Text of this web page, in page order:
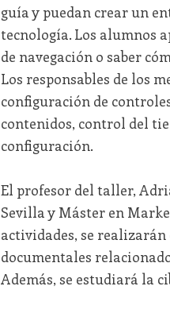
guía y puedan crear un
tecnología. Los alumnos
de navegación o saber
Los responsables de los
configuración de
contenidos, control del
configuración.
El profesor del taller,
Sevilla y Máster en
actividades, se
documentales
Además, se estudiará la